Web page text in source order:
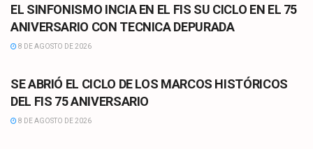
EL SINFONISMO INCIA EN EL FIS SU CICLO EN EL 75
ANIVERSARIO CON TECNICA DEPURADA
8 DE AGOSTO DE 2026
SE ABRIÓ EL CICLO DE LOS MARCOS HISTÓRICOS
DEL FIS 75 ANIVERSARIO
8 DE AGOSTO DE 2026